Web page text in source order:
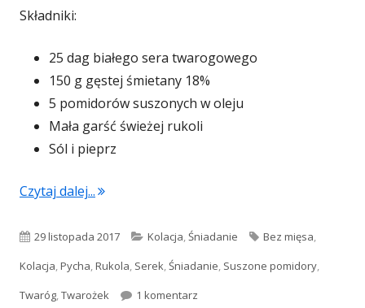
Składniki:
25 dag białego sera twarogowego
150 g gęstej śmietany 18%
5 pomidorów suszonych w oleju
Mała garść świeżej rukoli
Sól i pieprz
Czytaj dalej..."Twarożek z siekaną rukolą i suszonymi
Opublikowano
29 listopada 2017 Kategorie
Kolacja,Śniadanie Tagi
Bez mięsa,
Kolacja,Pycha,Rukola, Serek,Śniadanie, Suszone pomidory,
Twaróg,Twarożek 1 komentarz